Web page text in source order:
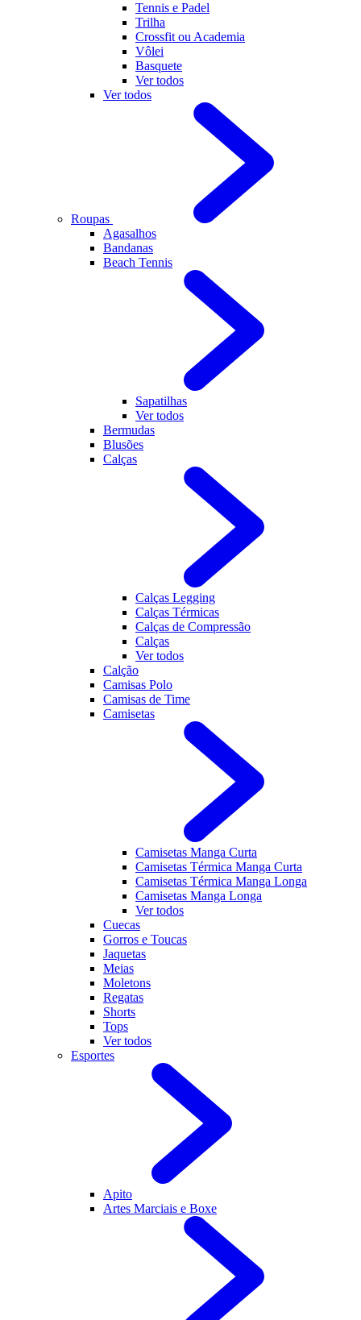
Tennis e Padel
Trilha
Crossfit ou Academia
Vôlei
Basquete
Ver todos
Ver todos
Roupas
Agasalhos
Bandanas
Beach Tennis
Sapatilhas
Ver todos
Bermudas
Blusões
Calças
Calças Legging
Calças Térmicas
Calças de Compressão
Calças
Ver todos
Calção
Camisas Polo
Camisas de Time
Camisetas
Camisetas Manga Curta
Camisetas Térmica Manga Curta
Camisetas Térmica Manga Longa
Camisetas Manga Longa
Ver todos
Cuecas
Gorros e Toucas
Jaquetas
Meias
Moletons
Regatas
Shorts
Tops
Ver todos
Esportes
Apito
Artes Marciais e Boxe